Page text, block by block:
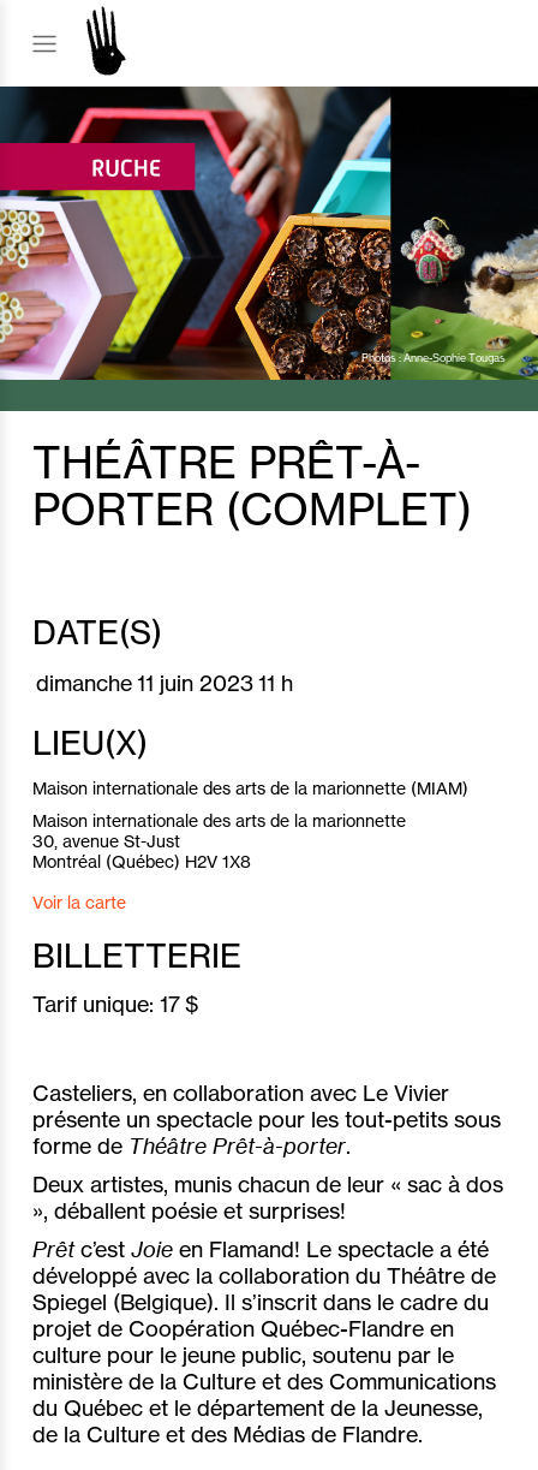
Photos : Anne-Sophie Tougas
THÉÂTRE PRÊT-À-
PORTER (COMPLET)
DATE(S)
dimanche11 juin 202311 h
LIEU(X)
Maison internationale des arts de la marionnette (MIAM)
Maison internationale des arts de la marionnette
30, avenue St-Just
Montréal (Québec) H2V 1X8
Voir la carte
BILLETTERIE
Tarif unique: 17 $
Casteliers, en collaboration avec Le Vivier
présente un spectacle pour les tout-petits sous
forme de Théâtre Prêt-à-porter.
Deux artistes, munis chacun de leur « sac à dos
», déballent poésie et surprises!
Prêtc’est Joie en Flamand! Le spectacle a été
développé avec la collaboration du Théâtre de
Spiegel (Belgique). Il s’inscrit dans le cadre du
projet de Coopération Québec-Flandre en
culture pour le jeune public, soutenu par le
ministère de la Culture et des Communications
du Québec et le département de la Jeunesse,
de la Culture et des Médias de Flandre.